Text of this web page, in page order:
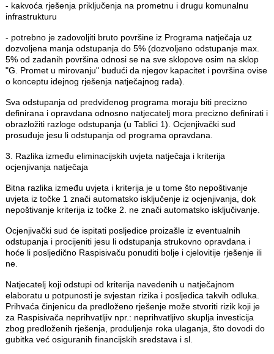
- kakvoća rješenja priključenja na prometnu i drugu komunalnu
infrastrukturu
- potrebno je zadovoljiti bruto površine iz Programa natječaja uz
dozvoljena manja odstupanja do 5% (dozvoljeno odstupanje max.
5% od zadanih površina odnosi se na sve sklopove osim na sklop
"G. Promet u mirovanju" budući da njegov kapacitet i površina ovise
o konceptu idejnog rješenja natječajnog rada).
Sva odstupanja od predviđenog programa moraju biti precizno
definirana i opravdana odnosno natjecatelj mora precizno definirati i
obrazložiti razloge odstupanja (u Tablici 1). Ocjenjivački sud
prosuđuje jesu li odstupanja od programa opravdana.
3. Razlika između eliminacijskih uvjeta natječaja i kriterija
ocjenjivanja natječaja
Bitna razlika između uvjeta i kriterija je u tome što nepoštivanje
uvjeta iz točke 1 znači automatsko isključenje iz ocjenjivanja, dok
nepoštivanje kriterija iz točke 2. ne znači automatsko isključivanje.
Ocjenjivački sud će ispitati posljedice proizašle iz eventualnih
odstupanja i procijeniti jesu li odstupanja strukovno opravdana i
hoće li posljedično Raspisivaču ponuditi bolje i cjelovitije rješenje ili
ne.
Natjecatelj koji odstupi od kriterija navedenih u natječajnom
elaboratu u potpunosti je svjestan rizika i posljedica takvih odluka.
Prihvaća činjenicu da predloženo rješenje može stvoriti rizik koji je
za Raspisivača neprihvatljiv npr.: neprihvatljivo skuplja investicija
zbog predloženih rješenja, produljenje roka ulaganja, što dovodi do
gubitka već osiguranih financijskih sredstava i sl.